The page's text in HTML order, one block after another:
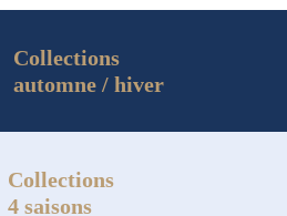
Collections
automne / hiver
Collections
4 saisons